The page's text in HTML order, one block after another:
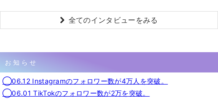
全てのインタビューをみる
お知らせ
◯06.12 Instagramのフォロワー数が4万人を突破。
◯06.01 TikTokのフォロワー数が2万を突破。